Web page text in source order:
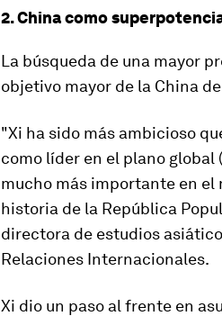
2. China como
La búsqueda de una mayor
objetivo mayor de la China
"Xi ha sido más ambicioso
como líder en el plano global
mucho más importante en el
historia de la República
directora de estudios
Relaciones Internacionales.
Xi dio un paso al frente en